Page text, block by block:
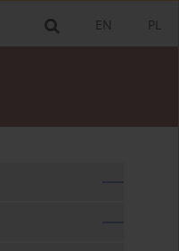
PL
EN